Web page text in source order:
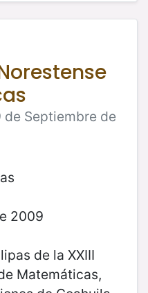
de Septiembre de
2009
de la XXIII
Matemáticas,